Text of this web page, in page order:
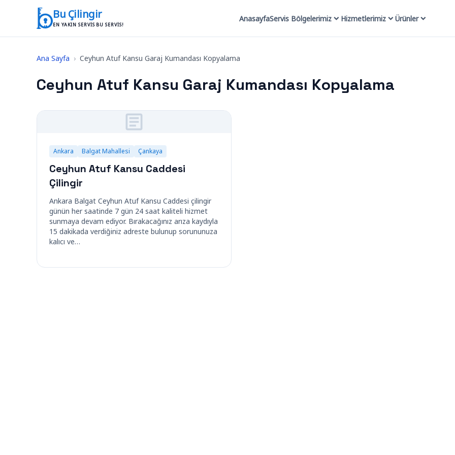
İçeriğe geç
Bu Çilingir
EN YAKIN SERVIS BU SERVIS!
AnasayfaServis Bölgelerimiz Hizmetlerimiz Ürünler
Ana Sayfa › Ceyhun Atuf Kansu Garaj Kumandası Kopyalama
Ceyhun Atuf Kansu Garaj Kumandası Kopyalama
Ankara Balgat Mahallesi Çankaya
Ceyhun Atuf Kansu Caddesi
Çilingir
Ankara Balgat Ceyhun Atuf Kansu Caddesi çilingir
günün her saatinde 7 gün 24 saat kaliteli hizmet
sunmaya devam ediyor. Bırakacağınız arıza kaydıyla
15 dakikada verdiğiniz adreste bulunup sorununuza
kalıcı ve…